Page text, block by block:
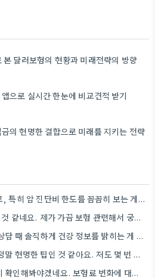
달러보험의 현황과 미래전략의 방향
으로 실시간 한눈에 비교견적 받기
의 현명한 결합으로 미래를 지키는 전략
실손 보험 커버리지 확인하고, 특히 암 진단비 한도를 꼼꼼히 보는 게 중요하네요. 가족력이 있어서 그런지…
AI 도입으로 상담이 더 빠를 것 같네요. 제가 가끔 보험 관련해서 궁금한 점이 생기면 고객센터에…
저도 사망보험 심사 때문에 상담 때 솔직하게 건강 정보를 밝히는 게 중요하다고 생각했어요. 특히나 처음부터…
모바일 창구를 이용하는 게 정말 현명한 팁인 것 같아요. 저도 몇 번 헛걸음했었거든요.
작년에 작은 사고가 있었는지 확인해봐야겠네요. 보험료 변화에 대해 좀 더 자세히 알아봐야겠습니다.